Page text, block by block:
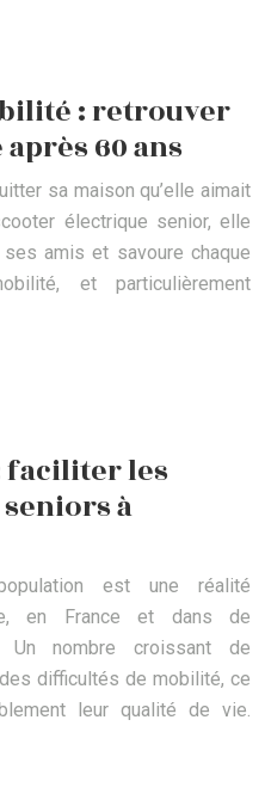
: retrouver
60 ans
sa maison qu’elle aimait
électrique senior, elle
amis et savoure chaque
et particulièrement
faciliter les
à
est une réalité
en France et dans de
Un nombre croissant de
difficultés de mobilité, ce
leur qualité de vie.